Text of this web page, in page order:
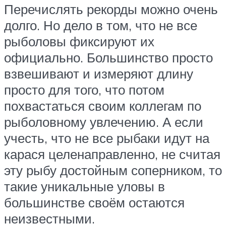
Перечислять рекорды можно очень
долго. Но дело в том, что не все
рыболовы фиксируют их
официально. Большинство просто
взвешивают и измеряют длину
просто для того, что потом
похвастаться своим коллегам по
рыболовному увлечению. А если
учесть, что не все рыбаки идут на
карася целенаправленно, не считая
эту рыбу достойным соперником, то
такие уникальные уловы в
большинстве своём остаются
неизвестными.